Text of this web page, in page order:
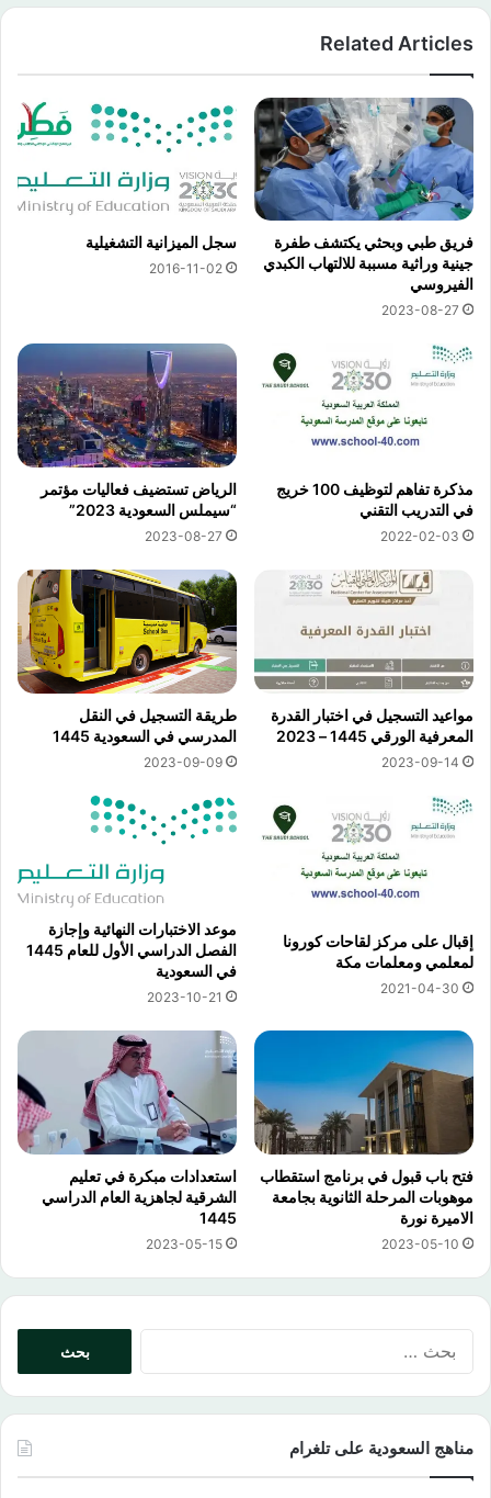
Related Articles
فريق طبي وبحثي يكتشف طفرة
جينية وراثية مسببة للالتهاب الكبدي
الفيروسي
2023-08-27
سجل الميزانية التشغيلية
2016-11-02
مذكرة تفاهم لتوظيف 100 خريج
في التدريب التقني
2022-02-03
الرياض تستضيف فعاليات مؤتمر
“سيملس السعودية 2023”
2023-08-27
مواعيد التسجيل في اختبار القدرة
المعرفية الورقي 1445 – 2023
2023-09-14
طريقة التسجيل في النقل
المدرسي في السعودية 1445
2023-09-09
إقبال على مركز لقاحات كورونا
لمعلمي ومعلمات مكة
2021-04-30
موعد الاختبارات النهائية وإجازة
الفصل الدراسي الأول للعام 1445
في السعودية
2023-10-21
فتح باب قبول في برنامج استقطاب
موهوبات المرحلة الثانوية بجامعة
الاميرة نورة
2023-05-10
استعدادات مبكرة في تعليم
الشرقية لجاهزية العام الدراسي
1445
2023-05-15
مناهج السعودية على تلغرام